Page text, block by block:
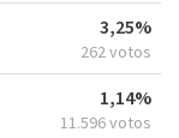
3,25%
262 votos
1,14%
11.596 votos